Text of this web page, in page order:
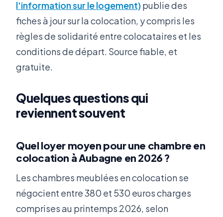
l'information sur le logement) publie des
fiches à jour sur la colocation, y compris les
règles de solidarité entre colocataires et les
conditions de départ. Source fiable, et
gratuite.
Quelques questions qui
reviennent souvent
Quel loyer moyen pour une chambre en
colocation à Aubagne en 2026 ?
Les chambres meublées en colocation se
négocient entre 380 et 530 euros charges
comprises au printemps 2026, selon